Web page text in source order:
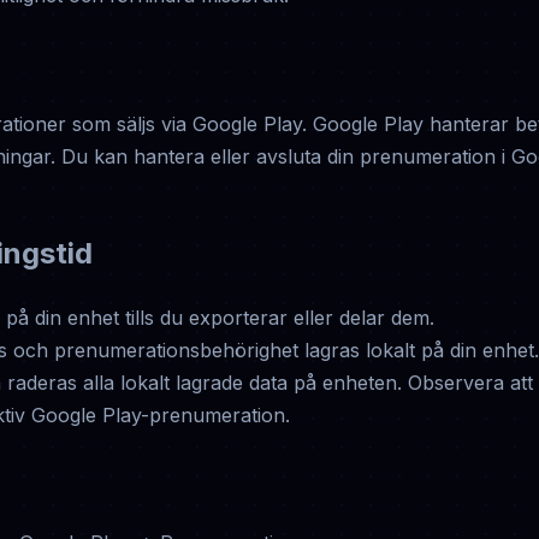
som säljs via Google Play. Google Play hanterar
Du kan hantera eller avsluta din prenumeration i
din enhet tills du exporterar eller delar dem.
och prenumerationsbehörighet lagras lokalt på din enhet.
alla lokalt lagrade data på enheten. Observera
Google Play-prenumeration.